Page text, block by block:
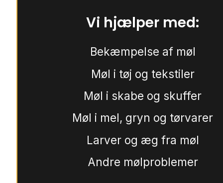
Vi hjælper med:
Bekæmpelse af møl
Møl i tøj og tekstiler
Møl i skabe og skuffer
Møl i mel, gryn og tørvarer
Larver og æg fra møl
Andre mølproblemer